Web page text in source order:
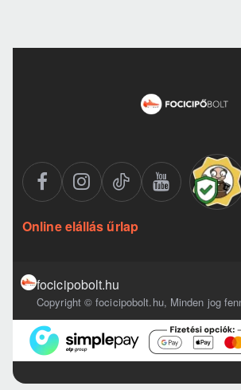
Online elállás űrlap
focicipobolt.hu
Copyright © focicipobolt.hu, Minden jog